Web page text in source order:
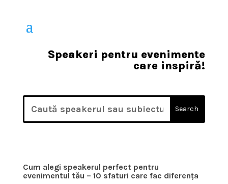
Speakeri pentru evenimente
care inspiră!
Cum alegi speakerul perfect pentru
evenimentul tău – 10 sfaturi care fac diferența